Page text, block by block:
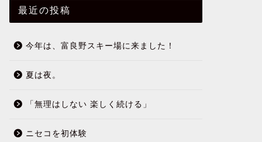
最近の投稿
今年は、富良野スキー場に来ました！
夏は夜。
「無理はしない 楽しく続ける」
ニセコを初体験